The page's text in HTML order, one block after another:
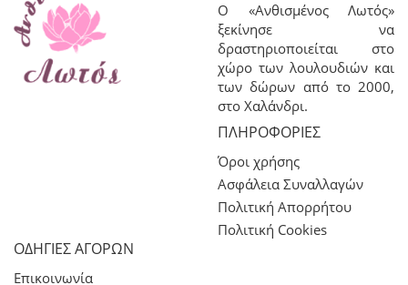
Ο «Ανθισμένος Λωτός»
ξεκίνησε να
δραστηριοποιείται στο
χώρο των λουλουδιών και
των δώρων από το 2000,
στο Χαλάνδρι.
ΠΛΗΡΟΦΟΡΊΕΣ
Όροι χρήσης
Ασφάλεια Συναλλαγών
Πολιτική Απορρήτου
Πολιτική Cookies
ΟΔΗΓΙΕΣ ΑΓΟΡΩΝ
Επικοινωνία